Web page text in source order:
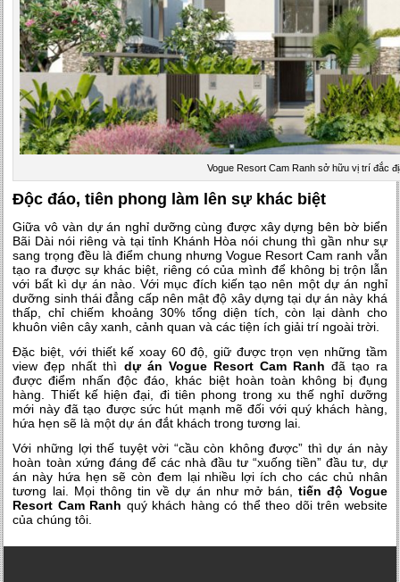
Vogue Resort Cam Ranh sở hữu vị trí đắc
Độc đáo, tiên phong làm lên sự khác biệt
Giữa vô vàn dự án nghỉ dưỡng cùng được xây dựng bên bờ biển
Bãi Dài nói riêng và tại tỉnh Khánh Hòa nói chung thì gần như sự
sang trọng đều là điểm chung nhưng Vogue Resort Cam ranh vẫn
tạo ra được sự khác biệt, riêng có của mình để không bị trộn lẫn
với bất kì dự án nào. Với mục đích kiến tạo nên một dự án nghỉ
dưỡng sinh thái đẳng cấp nên mật độ xây dựng tại dự án này khá
thấp, chỉ chiếm khoảng 30% tổng diện tích, còn lại dành cho
khuôn viên cây xanh, cảnh quan và các tiện ích giải trí ngoài trời.
Đặc biệt, với thiết kế xoay 60 độ, giữ được trọn vẹn những tầm
view đẹp nhất thì dự án Vogue Resort Cam Ranh đã tạo ra
được điểm nhấn độc đáo, khác biệt hoàn toàn không bị đụng
hàng. Thiết kế hiện đại, đi tiên phong trong xu thế nghỉ dưỡng
mới này đã tạo được sức hút mạnh mẽ đối với quý khách hàng,
hứa hẹn sẽ là một dự án đắt khách trong tương lai.
Với những lợi thế tuyệt vời “cầu còn không được” thì dự án này
hoàn toàn xứng đáng để các nhà đầu tư “xuống tiền” đầu tư, dự
án này hứa hẹn sẽ còn đem lại nhiều lợi ích cho các chủ nhân
tương lai. Mọi thông tin về dự án như mở bán,tiến độ Vogue
Resort Cam Ranh quý khách hàng có thể theo dõi trên website
của chúng tôi.